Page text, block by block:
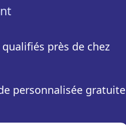
près de chez
personnalisée gratuite